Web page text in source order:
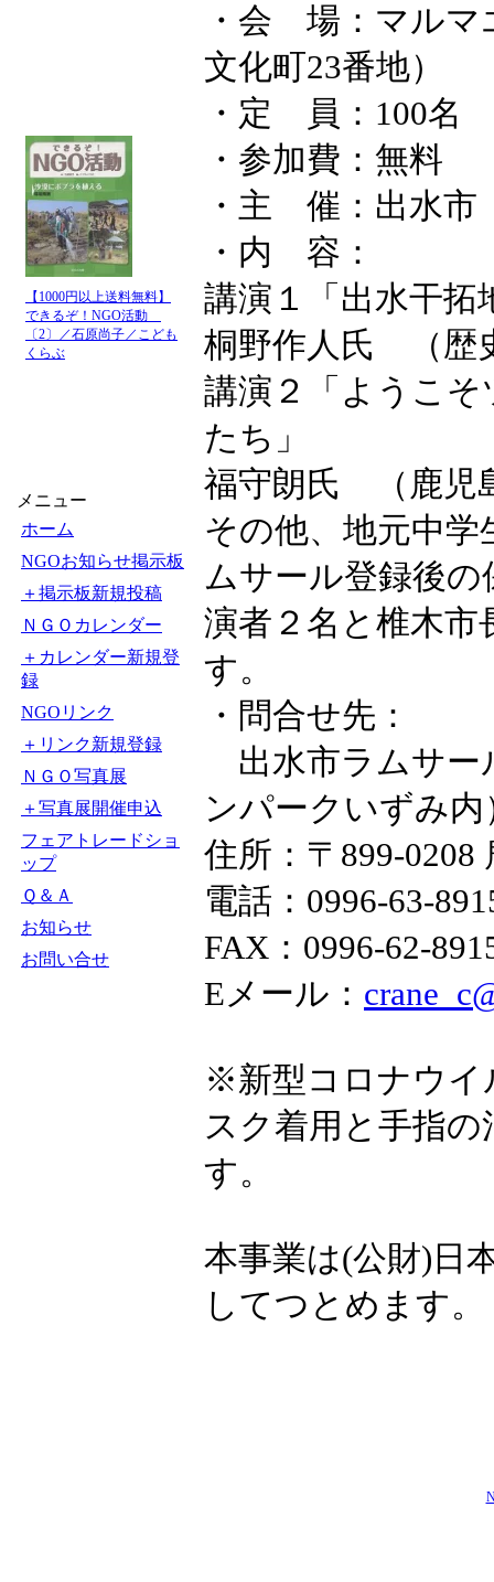
【1000円以上送料無料】
できるぞ！NGO活動
〔2〕／石原尚子／こども
くらぶ
メニュー
ホーム
NGOお知らせ掲示板
＋掲示板新規投稿
ＮＧＯカレンダー
＋カレンダー新規登
録
NGOリンク
＋リンク新規登録
ＮＧＯ写真展
＋写真展開催申込
フェアトレードショ
ップ
Ｑ＆Ａ
お知らせ
お問い合せ
・会 場：マルマ
文化町23番地）
・定 員：100名
・参加費：無料
・主 催：出水市
・内 容：
講演１「出水干拓
桐野作人氏 （歴
講演２「ようこ
たち」
福守朗氏 （鹿児
その他、地元中
ムサール登録後
演者２名と椎木
す。
・問合せ先：
出水市ラムサー
ンパークいずみ内
住所：〒899-0208
電話：0996-63-
FAX：0996-62-
Eメール：
※新型コロナウイ
スク着用と手指
す。
本事業は(公財)日
してつとめます。